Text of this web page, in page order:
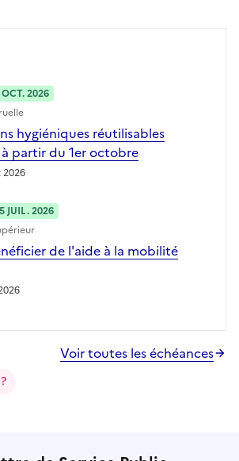
2026
hygiéniques réutilisables
partir du 1er octobre
2026
JUIL. 2026
de l'aide à la mobilité
Voir toutes les échéances